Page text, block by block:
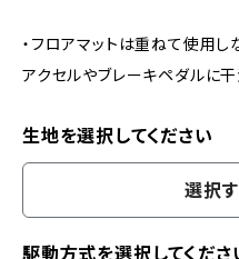
・フロアマットは重ねて使用し
アクセルやブレーキペダルに
生地を選択してください
選択す
駆動方式を選択してくださ